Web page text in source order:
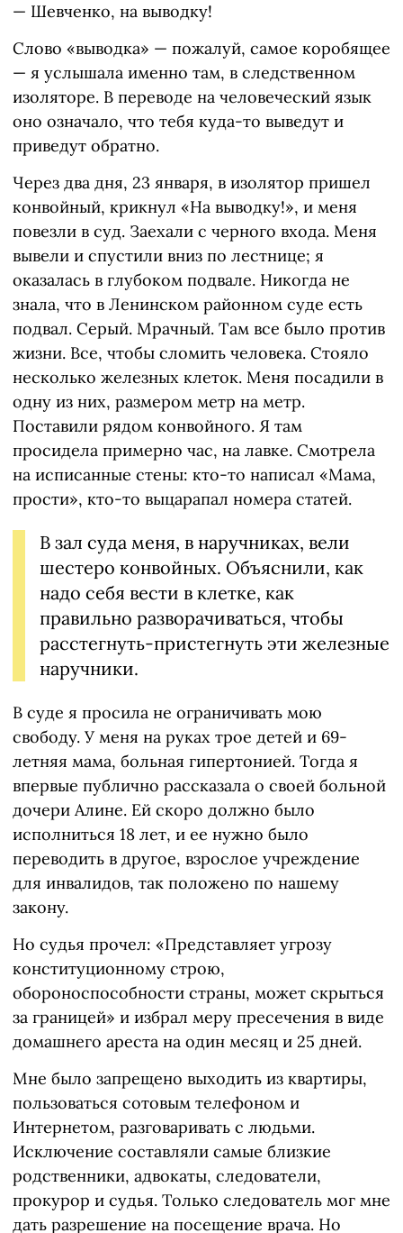
— Шевченко, на выводку!
Слово «выводка» — пожалуй, самое коробящее
— я услышала именно там, в следственном
изоляторе. В переводе на человеческий язык
оно означало, что тебя куда-то выведут и
приведут обратно.
Через два дня, 23 января, в изолятор пришел
конвойный, крикнул «На выводку!», и меня
повезли в суд. Заехали с черного входа. Меня
вывели и спустили вниз по лестнице; я
оказалась в глубоком подвале. Никогда не
знала, что в Ленинском районном суде есть
подвал. Серый. Мрачный. Там все было против
жизни. Все, чтобы сломить человека. Стояло
несколько железных клеток. Меня посадили в
одну из них, размером метр на метр.
Поставили рядом конвойного. Я там
просидела примерно час, на лавке. Смотрела
на исписанные стены: кто-то написал «Мама,
прости», кто-то выцарапал номера статей.
В зал суда меня, в наручниках, вели
шестеро конвойных. Объяснили, как
надо себя вести в клетке, как
правильно разворачиваться, чтобы
расстегнуть-пристегнуть эти железные
наручники.
В суде я просила не ограничивать мою
свободу. У меня на руках трое детей и 69-
летняя мама, больная гипертонией. Тогда я
впервые публично рассказала о своей больной
дочери Алине. Ей скоро должно было
исполниться 18 лет, и ее нужно было
переводить в другое, взрослое учреждение
для инвалидов, так положено по нашему
закону.
Но судья прочел: «Представляет угрозу
конституционному строю,
обороноспособности страны, может скрыться
за границей» и избрал меру пресечения в виде
домашнего ареста на один месяц и 25 дней.
Мне было запрещено выходить из квартиры,
пользоваться сотовым телефоном и
Интернетом, разговаривать с людьми.
Исключение составляли самые близкие
родственники, адвокаты, следователи,
прокурор и судья. Только следователь мог мне
дать разрешение на посещение врача. Но